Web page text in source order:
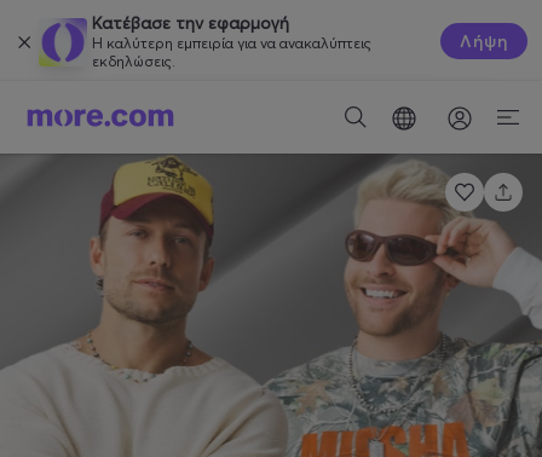
Κατέβασε την εφαρμογή
Η καλύτερη εμπειρία για να ανακαλύπτεις
εκδηλώσεις.
Λήψη